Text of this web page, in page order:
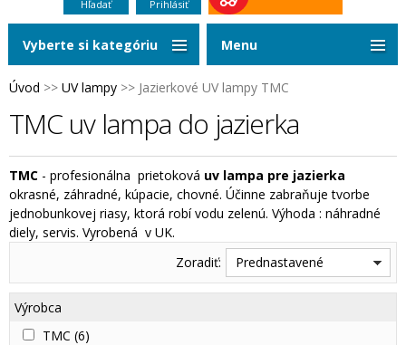
Hľadať Prihlásiť
Úvod >> UV lampy >> Jazierkové UV lampy TMC
TMC uv lampa do jazierka
TMC - profesionálna prietoková uv lampa pre jazierka
okrasné, záhradné, kúpacie, chovné. Účinne zabraňuje tvorbe
jednobunkovej riasy, ktorá robí vodu zelenú. Výhoda : náhradné
diely, servis. Vyrobená v UK.
Zoradiť:
Prednastavené
Výrobca
TMC (6)
Vyberte si kategóriu Menu